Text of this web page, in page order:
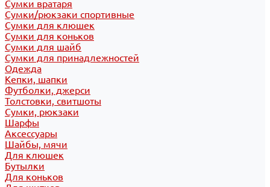
Сумки вратаря
Сумки/рюкзаки спортивные
Сумки для клюшек
Сумки для коньков
Сумки для шайб
Сумки для принадлежностей
Одежда
Кепки, шапки
Футболки, джерси
Толстовки, свитшоты
Сумки, рюкзаки
Шарфы
Аксессуары
Шайбы, мячи
Для клюшек
Бутылки
Для коньков